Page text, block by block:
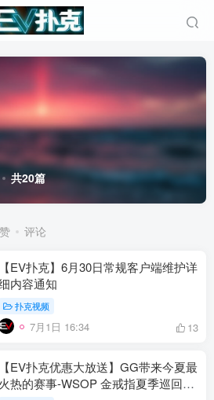
共20篇
评论
【EV扑克】6月30日常规客户端维护详
内容通知
扑克视频
7月1日 16:34 13
【EV扑克优惠大放送】GG带来今夏最
火热的赛事-WSOP 金戒指夏季巡回